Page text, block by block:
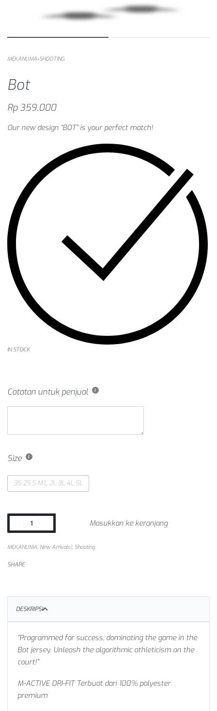
MEKANUMA›SHOOTING
Bot
Rp 359,000
Our new design “BOT” is your perfect match!
IN STOCK
Catatan untuk penjual
Size
3S 2S S M L 2L 3L 4L 5L
Masukkan ke keranjang
MEKANUMA, New Arrivals!, Shooting
SHARE
DESKRIPSI
“Programmed for success, dominating the game in the
Bot jersey. Unleash the algorithmic athleticism on the
court!”
M-ACTIVE DRI-FIT Terbuat dari 100% polyester
premium